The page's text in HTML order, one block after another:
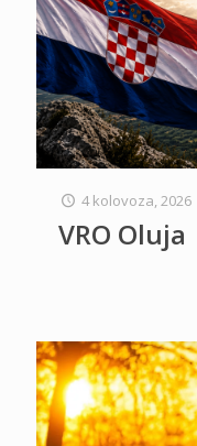
4 kolovoza, 2026
VRO Oluja